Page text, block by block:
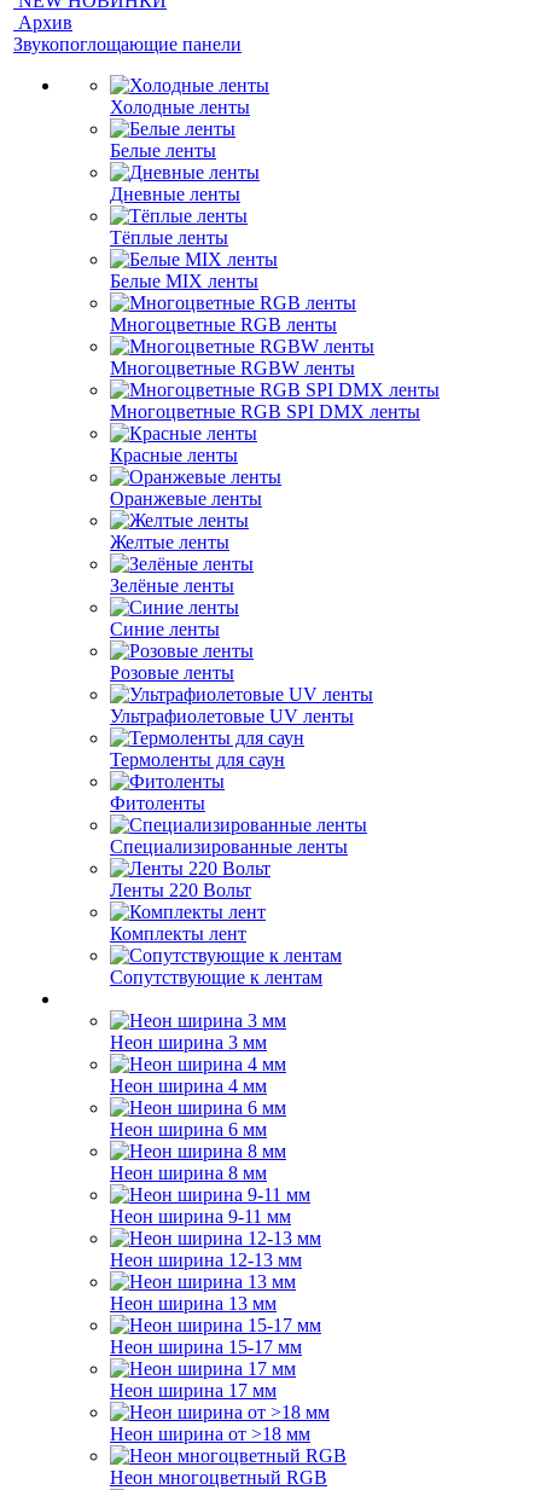
Архив
Звукопоглощающие панели
Холодные ленты
Белые ленты
Дневные ленты
Тёплые ленты
Белые MIX ленты
Многоцветные RGB ленты
Многоцветные RGBW ленты
Многоцветные RGB SPI DMX ленты
Красные ленты
Оранжевые ленты
Желтые ленты
Зелёные ленты
Синие ленты
Розовые ленты
Ультрафиолетовые UV ленты
Термоленты для саун
Фитоленты
Специализированные ленты
Ленты 220 Вольт
Комплекты лент
Сопутствующие к лентам
Неон ширина 3 мм
Неон ширина 4 мм
Неон ширина 6 мм
Неон ширина 8 мм
Неон ширина 9-11 мм
Неон ширина 12-13 мм
Неон ширина 13 мм
Неон ширина 15-17 мм
Неон ширина 17 мм
Неон ширина от >18 мм
Неон многоцветный RGB